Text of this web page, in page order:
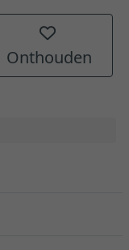
Onthouden